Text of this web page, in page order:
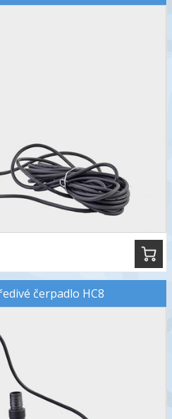
čerpadlo HC8